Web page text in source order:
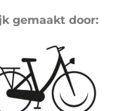
gemaakt door: